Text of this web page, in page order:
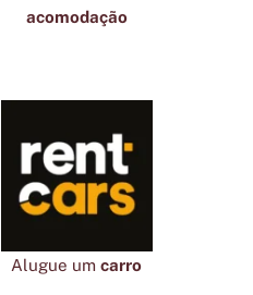
acomodação
Alugue umcarro